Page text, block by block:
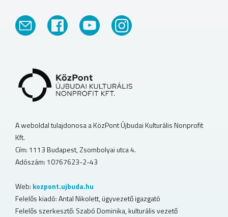
A weboldal tulajdonosa a KözPont Újbudai Kulturális Nonprofit
Kft.
Cím: 1113 Budapest, Zsombolyai utca 4.
Adószám: 10767623-2-43
Web: kozpont.ujbuda.hu
Felelős kiadó: Antal Nikolett, ügyvezető igazgató
Felelős szerkesztő: Szabó Dominika, kulturális vezető